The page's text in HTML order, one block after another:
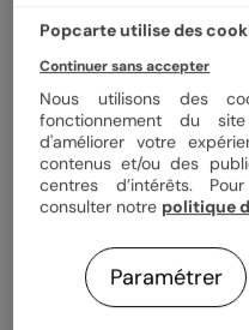
Ligne de Code
5(1avis)
Format
Papier
Popcarte utilise des
Continuer sans accepter
Nous utilisons des
fonctionnement du
d'améliorer votre
contenus et/ou des
centres d’intérêts.
consulter notre politique
Paramétrer